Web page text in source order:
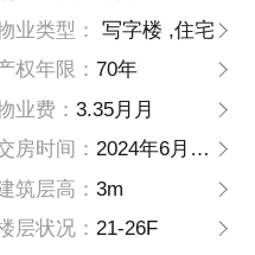
业类型：
写字楼 ,住宅
权年限： 70年
业费： 3.35月月
房时间： 2024年6月30日
筑层高： 3m
层状况： 21-26F